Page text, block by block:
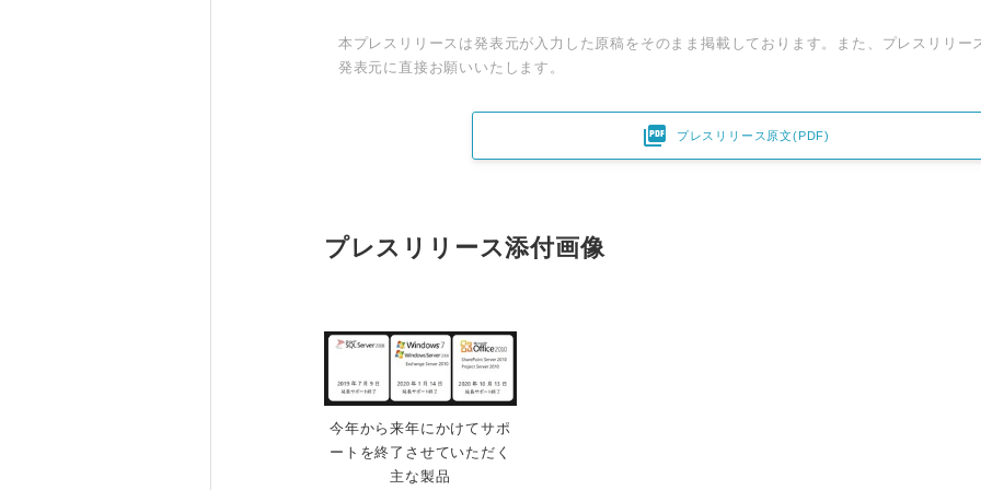
本プレスリリースは発表元が入力した原稿をそのまま掲載しております。また、プレスリリー
発表元に直接お願いいたします。
 プレスリリース原文(PDF)
プレスリリース添付画像
今年から来年にかけてサポ
ートを終了させていただく
主な製品